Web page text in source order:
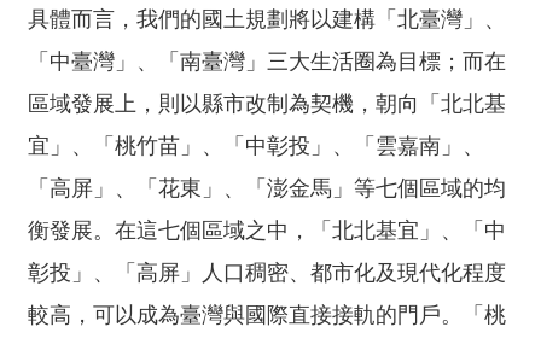
保
策
網
站
資
料
具體而言，我們的國土規劃將以建構「北臺灣」、
「中臺灣」、「南臺灣」三大生活圈為目標；而在
區域發展上，則以縣市改制為契機，朝向「北北基
宜」、「桃竹苗」、「中彰投」、「雲嘉南」、
「高屏」、「花東」、「澎金馬」等七個區域的均
衡發展。在這七個區域之中，「北北基宜」、「中
彰投」、「高屏」人口稠密、都市化及現代化程度
較高，可以成為臺灣與國際直接接軌的門戶。「桃